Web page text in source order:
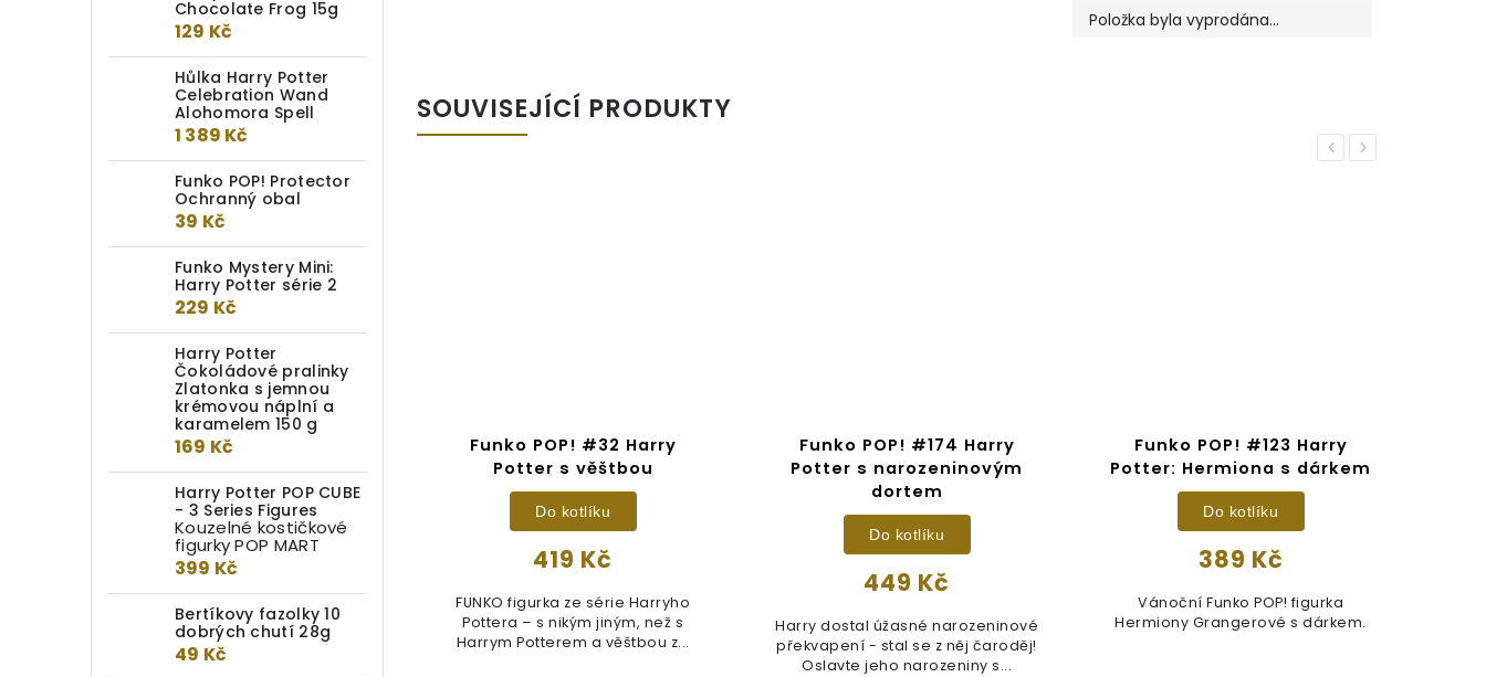
Chocolate Frog 15g
129 Kč
Hůlka Harry Potter
Celebration Wand
Alohomora Spell
1 389 Kč
Funko POP! Protector
Ochranný obal
39 Kč
Funko Mystery Mini:
Harry Potter série 2
229 Kč
Harry Potter
Čokoládové pralinky
Zlatonka s jemnou
krémovou náplní a
karamelem 150 g
169 Kč
Harry Potter POP CUBE
- 3 Series Figures
Kouzelné kostičkové
figurky POP MART
399 Kč
Bertíkovy fazolky 10
dobrých chutí 28g
49 Kč
Položka byla vyprodána…
SOUVISEJÍCÍ PRODUKTY
Previous
Funko POP! #02 Ron
Weasley
399 Kč
Do kotlíku
FUNKO figurka Rona Weasleyho,
nejlepšího kamaráda Harryho
Pottera.
Funko POP! #32 Harry
Potter s věštbou
419 Kč
Do kotlíku
FUNKO figurka ze série Harryho
Pottera – s nikým jiným, než s
Harrym Potterem a věštbou z...
Funko POP! #174 Harry
Potter s narozeninovým
dortem
449 Kč
Do kotlíku
Harry dostal úžasné narozeninové
překvapení - stal se z něj čaroděj!
Oslavte jeho narozeniny s...
Funko POP! #123 Harry
Potter: Hermiona s dárkem
389 Kč
Do kotlíku
Vánoční Funko POP! figurka
Hermiony Grangerové s dárkem.
Next